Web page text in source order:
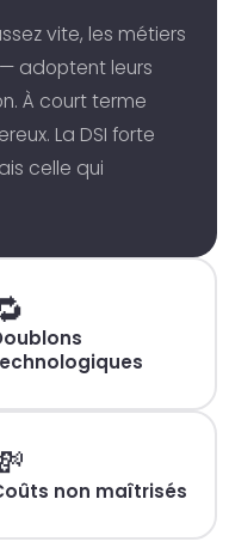
vite, les métiers
adoptent leurs
À court terme
La DSI forte
celle qui
non maîtrisés